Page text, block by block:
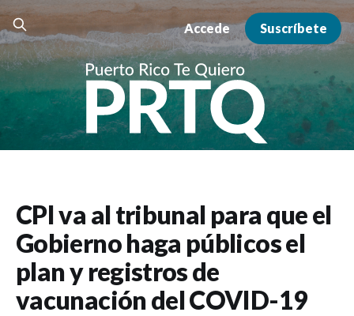
Accede Suscríbete
CPI va al tribunal para que el
Gobierno haga públicos el
plan y registros de
vacunación del COVID-19